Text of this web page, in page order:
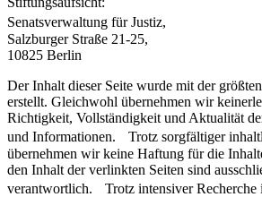
Senatsverwaltung für Justiz,
Salzburger Straße 21-25,
10825 Berlin
Der Inhalt dieser Seite wurde mit der
erstellt. Gleichwohl übernehmen wir
Richtigkeit, Vollständigkeit und Aktualität
und Informationen. Trotz sorgfältiger
übernehmen wir keine Haftung für die
den Inhalt der verlinkten Seiten sind
verantwortlich. Trotz intensiver Recherche